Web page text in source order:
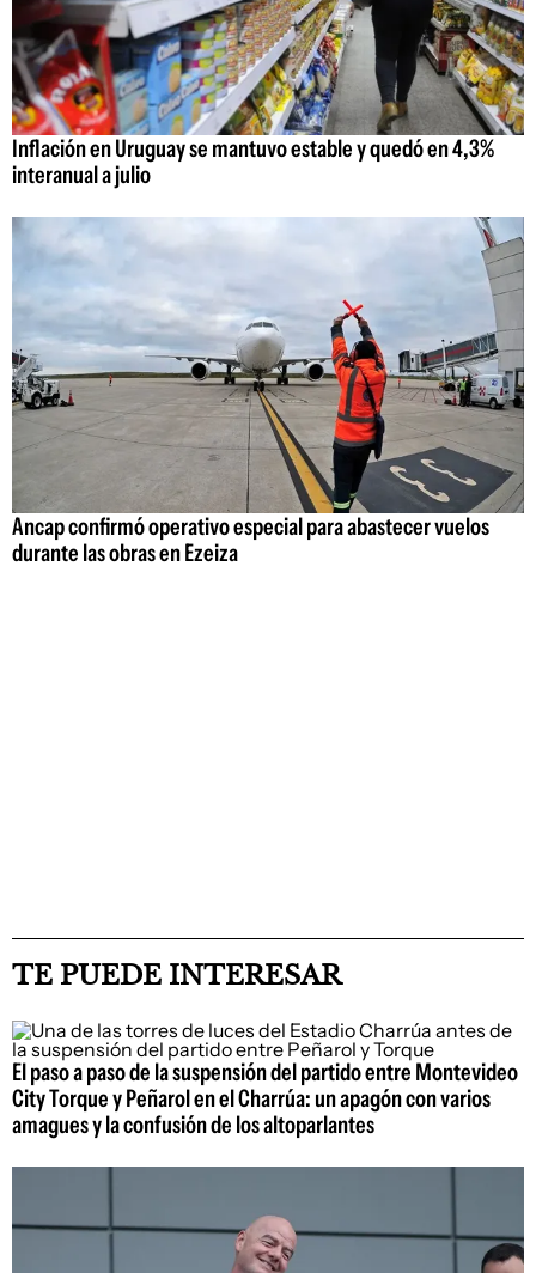
Inflación en Uruguay se mantuvo estable y quedó en 4,3%
interanual a julio
Ancap confirmó operativo especial para abastecer vuelos
durante las obras en Ezeiza
TE PUEDE INTERESAR
El paso a paso de la suspensión del partido entre Montevideo
City Torque y Peñarol en el Charrúa: un apagón con varios
amagues y la confusión de los altoparlantes